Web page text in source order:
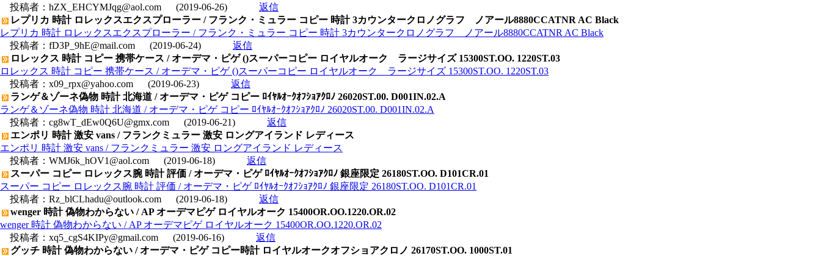
投稿者： hZX_EHCYMJqg@aol.com (2019-06-26)
返信
レプリカ 時計 ロレックスエクスプローラー / フランク・ミュラー コピー 時計 3カウンタークロノグラフ ノアール8880CCATNR AC Black
レプリカ 時計 ロレックスエクスプローラー / フランク・ミュラー コピー 時計 3カウンタークロノグラフ ノアール8880CCATNR AC Black
投稿者： fD3P_9hE@mail.com (2019-06-24)
返信
ロレックス 時計 コピー 携帯ケース / オーデマ・ピゲ ()スーパーコピー ロイヤルオーク ラージサイズ 15300ST.OO. 1220ST.03
ロレックス 時計 コピー 携帯ケース / オーデマ・ピゲ ()スーパーコピー ロイヤルオーク ラージサイズ 15300ST.OO. 1220ST.03
投稿者： x09_rpx@yahoo.com (2019-06-23)
返信
ランゲ＆ゾーネ偽物 時計 北海道 / オーデマ・ピゲ コピー ﾛｲﾔﾙｵｰｸｵﾌｼｮｱｸﾛﾉ 26020ST.00. D001IN.02.A
ランゲ＆ゾーネ偽物 時計 北海道 / オーデマ・ピゲ コピー ﾛｲﾔﾙｵｰｸｵﾌｼｮｱｸﾛﾉ 26020ST.00. D001IN.02.A
投稿者： cg8wT_dEw0Q6U@gmx.com (2019-06-21)
返信
エンポリ 時計 激安 vans / フランクミュラー 激安 ロングアイランド レディース
エンポリ 時計 激安 vans / フランクミュラー 激安 ロングアイランド レディース
投稿者： WMJ6k_hOV1@aol.com (2019-06-18)
返信
スーパー コピー ロレックス腕 時計 評価 / オーデマ・ピゲ ﾛｲﾔﾙｵｰｸｵﾌｼｮｱｸﾛﾉ 銀座限定 26180ST.OO. D101CR.01
スーパー コピー ロレックス腕 時計 評価 / オーデマ・ピゲ ﾛｲﾔﾙｵｰｸｵﾌｼｮｱｸﾛﾉ 銀座限定 26180ST.OO. D101CR.01
投稿者： Rz_blCLhadu@outlook.com (2019-06-18)
返信
wenger 時計 偽物わからない / AP オーデマピゲ ロイヤルオーク 15400OR.OO.1220.OR.02
wenger 時計 偽物わからない / AP オーデマピゲ ロイヤルオーク 15400OR.OO.1220.OR.02
投稿者： xq5_cgS4KIPy@gmail.com (2019-06-16)
返信
グッチ 時計 偽物わからない / オーデマ・ピゲ コピー時計 ロイヤルオークオフショアクロノ 26170ST.OO. 1000ST.01